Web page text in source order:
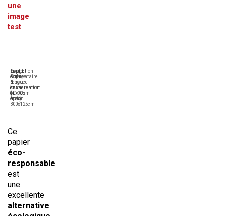
une
image
test
Tirage
Pigmentaire
longue
conservation
(+100
ans)
Format
sur-
mesure
de
10x10cm
à
300x125cm
Expédition
sous
6
jours
ouvrés
maxi
Contre-
collage
&
encadrement
en
option
Ce
papier
éco-
responsable
est
une
excellente
alternative